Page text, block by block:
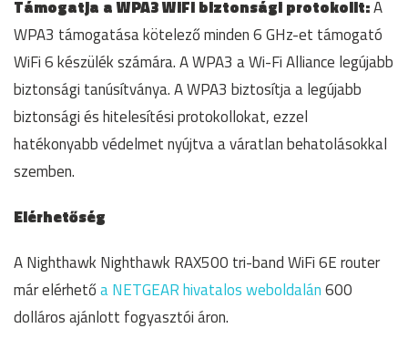
Támogatja a WPA3 WiFi biztonsági protokollt:A
WPA3 támogatása kötelező minden 6 GHz-et támogató
WiFi 6 készülék számára. A WPA3 a Wi-Fi Alliance legújabb
biztonsági tanúsítványa. A WPA3 biztosítja a legújabb
biztonsági és hitelesítési protokollokat, ezzel
hatékonyabb védelmet nyújtva a váratlan behatolásokkal
szemben.
Elérhetőség
A Nighthawk Nighthawk RAX500 tri-band WiFi 6E router
már elérhetőa NETGEAR hivatalos weboldalán600
dolláros ajánlott fogyasztói áron.